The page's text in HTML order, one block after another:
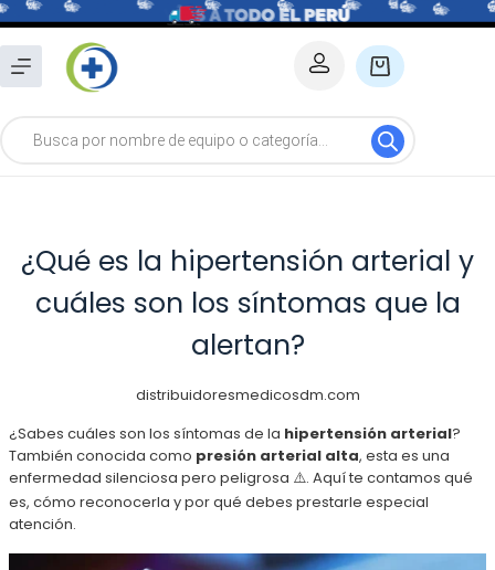
Saltar
al
contenido
Carro
compra
¿Qué es la hipertensión arterial y
cuáles son los síntomas que la
alertan?
distribuidoresmedicosdm.com
¿Sabes cuáles son los síntomas de la hipertensión arterial?
También conocida como presión arterial alta, esta es una
enfermedad silenciosa pero peligrosa ⚠️. Aquí te contamos qué
es, cómo reconocerla y por qué debes prestarle especial
atención.